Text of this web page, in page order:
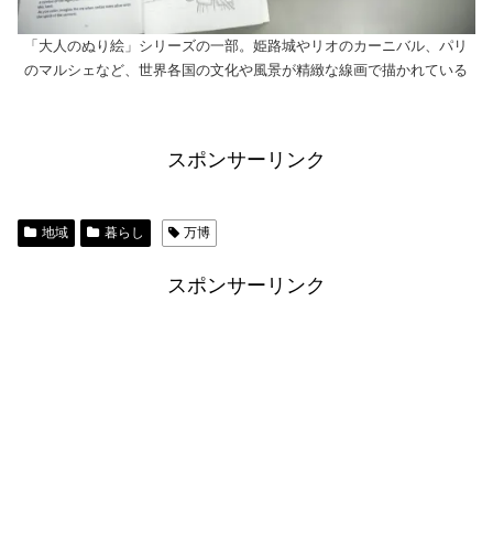
「大人のぬり絵」シリーズの一部。姫路城やリオのカーニバル、パリ
のマルシェなど、世界各国の文化や風景が精緻な線画で描かれている
スポンサーリンク
地域 暮らし 万博
スポンサーリンク